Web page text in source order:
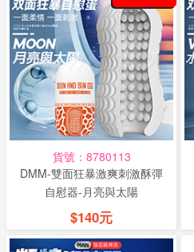
貨號：8780113
DMM-雙面狂暴激爽刺激酥彈
自慰器-月亮與太陽
$140元